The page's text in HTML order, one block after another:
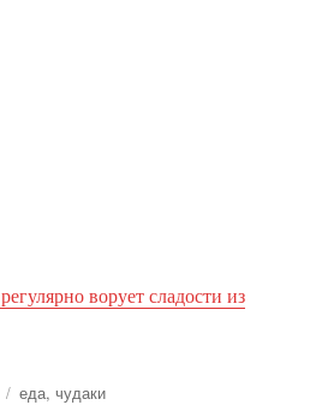
ворует сладости из
Метки
еда,чудаки